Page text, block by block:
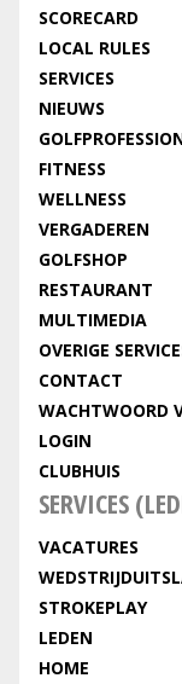
SCORECARD
LOCAL RULES
SERVICES
NIEUWS
FITNESS
WELLNESS
VERGADEREN
GOLFSHOP
RESTAURANT
MULTIMEDIA
OVERIGE
CONTACT
WACHTWOORD
LOGIN
CLUBHUIS
SERVICES
VACATURES
STROKEPLAY
LEDEN
HOME